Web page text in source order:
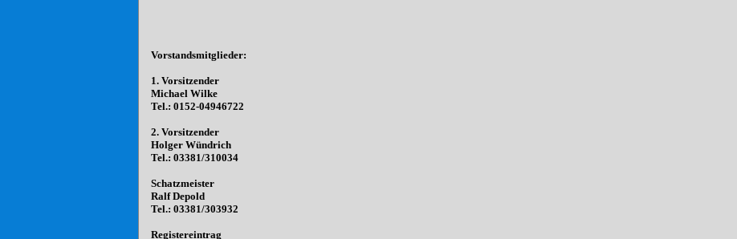
Vorstandsmitglieder:
1. Vorsitzender
Michael Wilke
Tel.: 0152-04946722
2. Vorsitzender
Holger Wündrich
Tel.: 03381/310034
Schatzmeister
Ralf Depold
Tel.: 03381/303932
Registereintrag